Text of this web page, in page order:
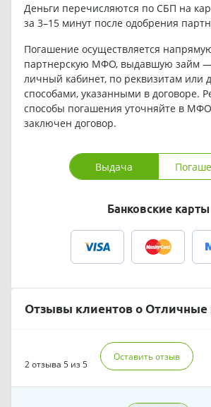
Деньги перечисляются по СБП на
за 3–15 минут после одобрения
Погашение осуществляется
партнерскую МФО, выдавшую займ
личный кабинет, по реквизитам или
способами, указанными в договоре.
способы погашения уточняйте в
заключен договор.
Выдача
Банковские карты
Отзывы клиентов о Отличные
2 отзыва 5 из 5
Оставить отзыв